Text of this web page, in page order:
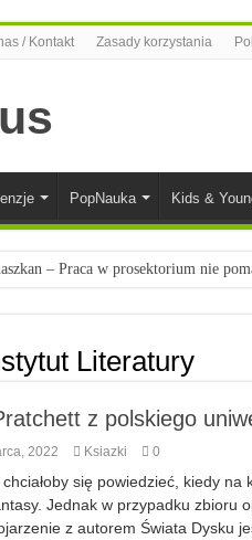
/ Kontakt Zasady korzystania
PopNauka Kids &
– Praca w prosektorium nie
zapowiedzi komiksowe na 2023 rok
Literatury
z polskiego
2022 Ksiazki 0
się powiedzieć, kiedy na
Jednak w przypadku zbioru
z autorem Świata Dysku